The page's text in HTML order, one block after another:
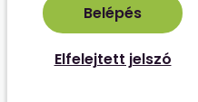
Elfelejtett jelszó